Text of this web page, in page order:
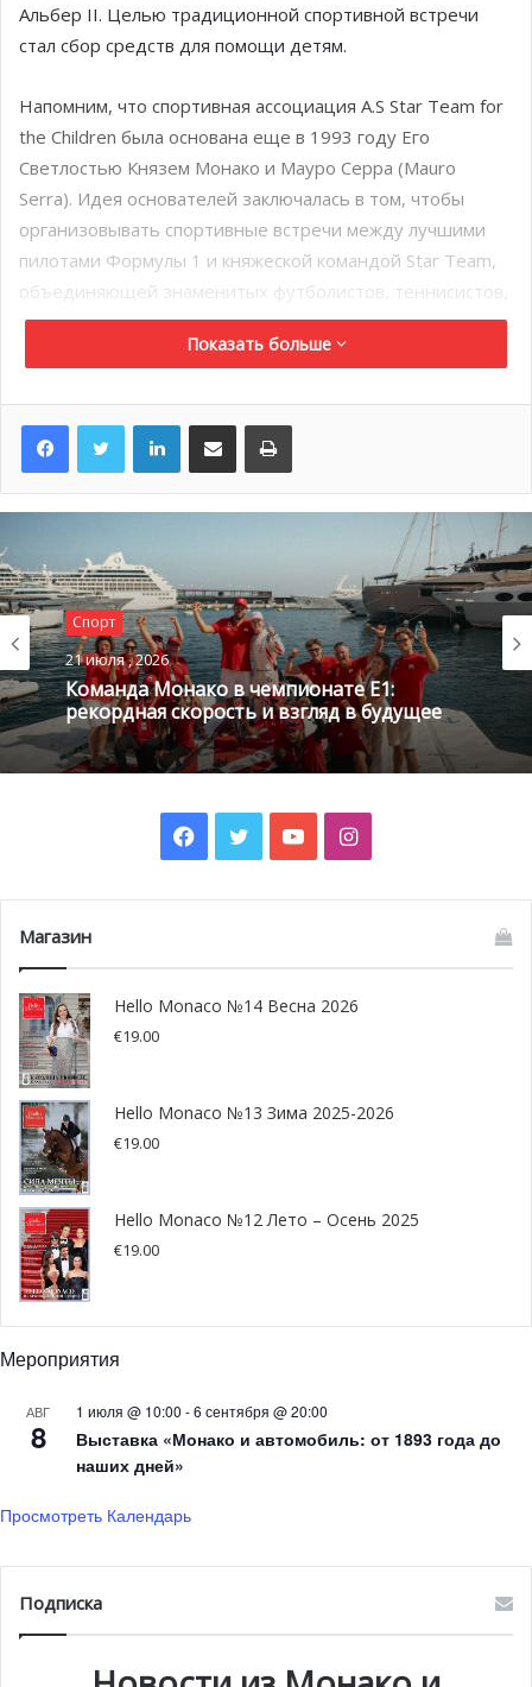
Альбер II. Целью традиционной спортивной встречи
стал сбор средств для помощи детям.
Напомним, что спортивная ассоциация A.S Star Team for
the Children была основана еще в 1993 году Его
Светлостью Князем Монако и Мауро Серра (Mauro
Serra). Идея основателей заключалась в том, чтобы
организовывать спортивные встречи между лучшими
пилотами Формулы 1 и княжеской командой Star Team,
объединяющей знаменитых футболистов, теннисистов,
певцов и мотоциклистов, в благотворительных целях.
Основной задачей такого матча является сбор средств
мира.
Показать больше
LinkedInПоделиться по электронной почте Распечатать
Спорт
21 июля , 2026
Команда Монако в чемпионате E1:
рекордная скорость и взгляд в будущее
Facebook
TwitterYouTubeInstagram
Магазин
Hello Monaco №14 Весна 2026
€19.00
Hello Monaco №13 Зима 2025-2026
€19.00
Hello Monaco №12 Лето – Осень 2025
€19.00
Мероприятия
АВГ
8
1 июля @ 10:00 -6 сентября @ 20:00
Выставка «Монако и автомобиль: от 1893 года до
наших дней»
Просмотреть Календарь
Подписка